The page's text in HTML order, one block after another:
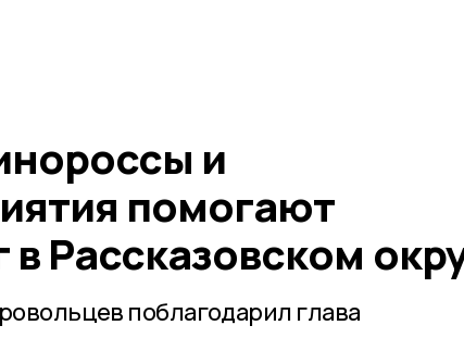
и
помогают
Рассказовском
поблагодарил глава